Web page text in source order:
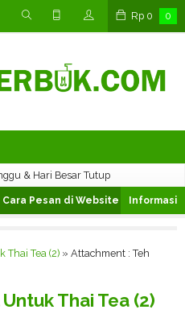
Rp 0 0
& Hari Besar Tutup
Pesan di Website ❯ Silahkan
Thai Tea (2) » Attachment : Teh
Thai Tea (2)